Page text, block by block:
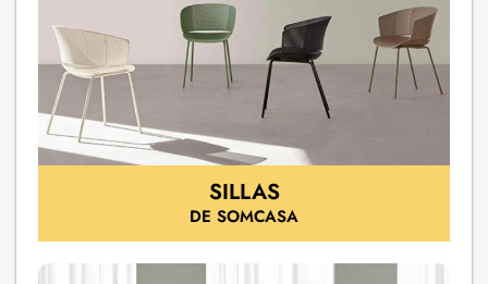
SILLAS
DE SOMCASA